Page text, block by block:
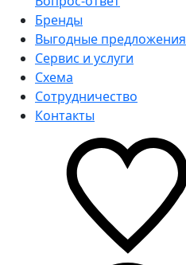
Бренды
Выгодные предложения
Сервис и услуги
Схема
Сотрудничество
Контакты